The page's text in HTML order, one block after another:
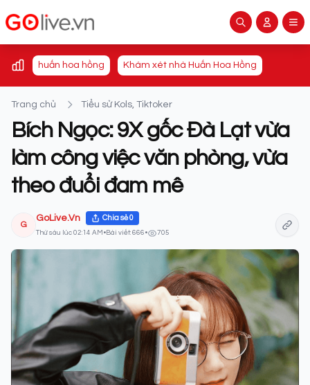
huấn hoa hồng Khám xét nhà Huấn Hoa Hồng
Trang chủ Tiểu sử Kols, Tiktoker
Bích Ngọc: 9X gốc Đà Lạt vừa
làm công việc văn phòng, vừa
theo đuổi đam mê
G
GoLive.Vn Chia sẻ0
Thứ sáu lúc 02:14 AM • Bài viết: 666 • 705